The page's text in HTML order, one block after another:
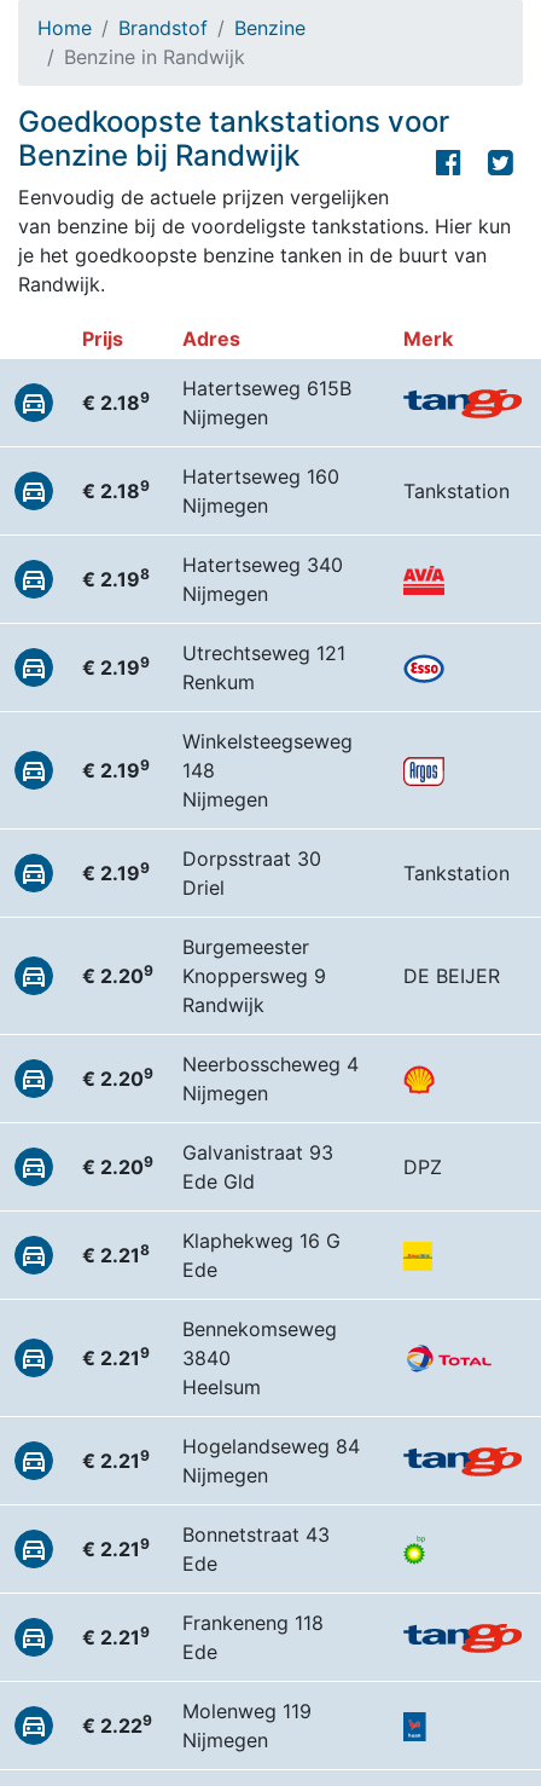
Home Brandstof
Benzine
Benzine in Randwijk
Goedkoopste tankstations voor
Benzine bij Randwijk
Eenvoudig de actuele prijzen vergelijken
van benzine bij de voordeligste tankstations. Hier kun
je het goedkoopste benzine tanken in de buurt van
Randwijk.
Prijs Adres Merk
€ 2.189
Hatertseweg 615B
Nijmegen
€ 2.189
Hatertseweg 160
Nijmegen
Tankstation
€ 2.198
Hatertseweg 340
Nijmegen
€ 2.199
Utrechtseweg 121
Renkum
€ 2.199
Winkelsteegseweg
148
Nijmegen
€ 2.199
Dorpsstraat 30
Driel
Tankstation
€ 2.209
Burgemeester
Knoppersweg 9
Randwijk
DE BEIJER
€ 2.209
Neerbosscheweg 4
Nijmegen
€ 2.209
Galvanistraat 93
Ede Gld
DPZ
€ 2.218
Klaphekweg 16 G
Ede
€ 2.219
Bennekomseweg
3840
Heelsum
€ 2.219
Hogelandseweg 84
Nijmegen
€ 2.219
Bonnetstraat 43
Ede
€ 2.219
Frankeneng 118
Ede
€ 2.229
Molenweg 119
Nijmegen